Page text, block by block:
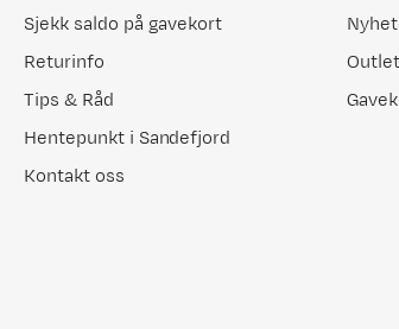
Sjekk saldo på gavekort
Returinfo
Tips & Råd
Hentepunkt i Sandefjord
Kontakt oss
Outlet